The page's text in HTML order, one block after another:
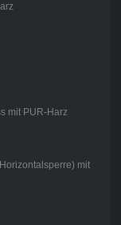
mit PUR-Harz
mit